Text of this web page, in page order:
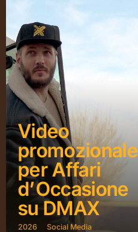
Video
promozionale
per Affari
d’Occasione
su DMAX
2026 Social Media